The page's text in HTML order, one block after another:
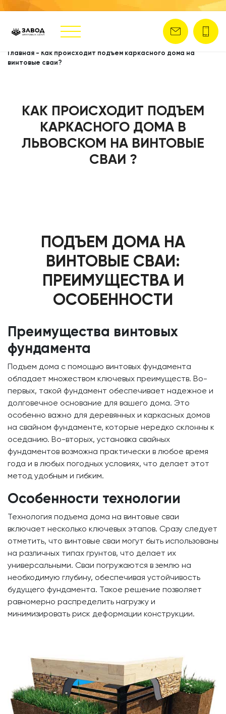
Главная - Как происходит подъем каркасного дома на
винтовые сваи?
КАК ПРОИСХОДИТ ПОДЪЕМ
КАРКАСНОГО ДОМА В
ЛЬВОВСКОМ НА ВИНТОВЫЕ
СВАИ ?
ПОДЪЕМ ДОМА НА
ВИНТОВЫЕ СВАИ:
ПРЕИМУЩЕСТВА И
ОСОБЕННОСТИ
Преимущества винтовых
фундамента
Подъем дома с помощью винтовых фундамента
обладает множеством ключевых преимуществ. Во-
первых, такой фундамент обеспечивает надежное и
долговечное основание для вашего дома. Это
особенно важно для деревянных и каркасных домов
на свайном фундаменте, которые нередко склонны к
оседанию. Во-вторых, установка свайных
фундаментов возможна практически в любое время
года и в любых погодных условиях, что делает этот
метод удобным и гибким.
Особенности технологии
Технология подъема дома на винтовые сваи
включает несколько ключевых этапов. Сразу следует
отметить, что винтовые сваи могут быть использованы
на различных типах грунтов, что делает их
универсальными. Сваи погружаются в землю на
необходимую глубину, обеспечивая устойчивость
будущего фундамента. Такое решение позволяет
равномерно распределить нагрузку и
минимизировать риск деформации конструкции.